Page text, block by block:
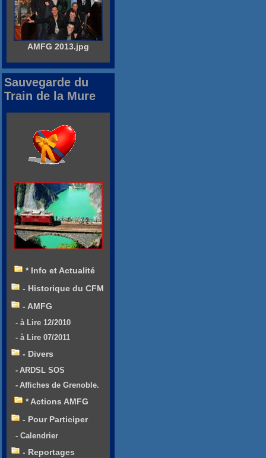
AMFG 2013.jpg
Sauvegarde du
Train de la Mure
* Info et Actualité
- Historique du CFM
- AMFG
- à Lire 12/2010
- à Lire 07/2011
- Divers
- ARDSL SOS
- Affiches de Grenoble.
* Actions AMFG
- Pour Participer
- Calendrier
- Reportages